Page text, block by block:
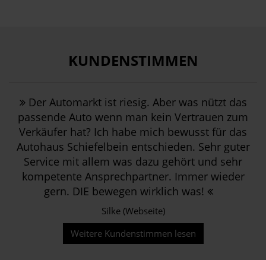
KUNDENSTIMMEN
Der Automarkt ist riesig. Aber was nützt das
passende Auto wenn man kein Vertrauen zum
Verkäufer hat? Ich habe mich bewusst für das
Autohaus Schiefelbein entschieden. Sehr guter
Service mit allem was dazu gehört und sehr
kompetente Ansprechpartner. Immer wieder
gern. DIE bewegen wirklich was!
Silke (Webseite)
Weitere Kundenstimmen lesen